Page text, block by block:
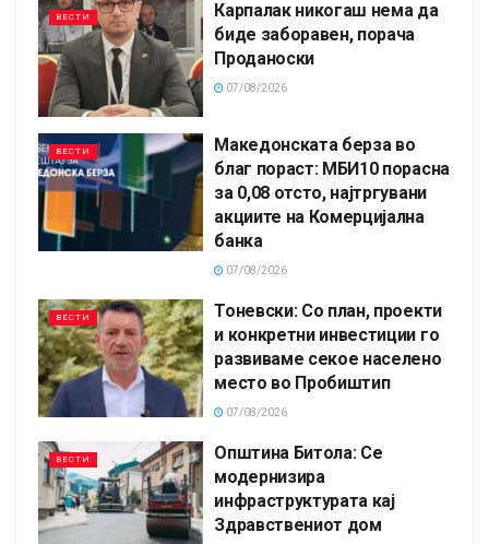
ВЕСТИ
Карпалак никогаш нема да
биде заборавен, порача
Проданоски
07/08/2026
ВЕСТИ
Македонската берза во
благ пораст: МБИ10 порасна
за 0,08 отсто, најтргувани
акциите на Комерцијална
банка
07/08/2026
ВЕСТИ
Тоневски: Со план, проекти
и конкретни инвестиции го
развиваме секое населено
место во Пробиштип
07/08/2026
ВЕСТИ
Општина Битола: Се
модернизира
инфраструктурата кај
Здравствениот дом